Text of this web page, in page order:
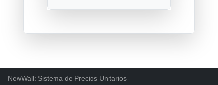
NewWall: Sistema de Precios Unitarios